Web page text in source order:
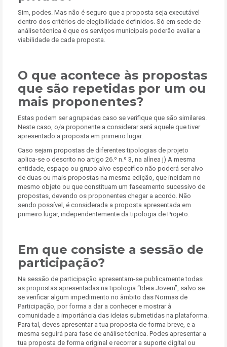
Sim, podes. Mas não é seguro que a proposta seja executável
dentro dos critérios de elegibilidade definidos. Só em sede de
análise técnica é que os serviços municipais poderão avaliar a
viabilidade de cada proposta.
O que acontece às propostas
que são repetidas por um ou
mais proponentes?
Estas podem ser agrupadas caso se verifique que são similares.
Neste caso, o/a proponente a considerar será aquele que tiver
apresentado a proposta em primeiro lugar.
Caso sejam propostas de diferentes tipologias de projeto
aplica-se o descrito no artigo 26.º n.º 3, na alínea j) A mesma
entidade, espaço ou grupo alvo específico não poderá ser alvo
de duas ou mais propostas na mesma edição, que incidam no
mesmo objeto ou que constituam um faseamento sucessivo de
propostas, devendo os proponentes chegar a acordo. Não
sendo possível, é considerada a proposta apresentada em
primeiro lugar, independentemente da tipologia de Projeto.
Em que consiste a sessão de
participação?
Na sessão de participação apresentam-se publicamente todas
as propostas apresentadas na tipologia “Ideia Jovem”, salvo se
se verificar algum impedimento no âmbito das Normas de
Participação, por forma a dar a conhecer e mostrar à
comunidade a importância das ideias submetidas na plataforma.
Para tal, deves apresentar a tua proposta de forma breve, e a
mesma seguirá para fase de análise técnica. Podes apresentar a
tua proposta de forma original e recorrer a suporte digital ou